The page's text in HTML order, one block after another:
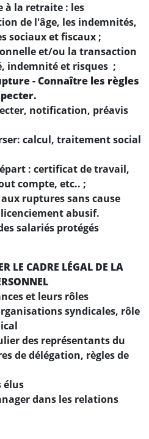
à la retraite : les
de l'âge, les indemnités,
sociaux et fiscaux ;
et/ou la transaction
indemnité et risques ;
- Connaître les règles
notification, préavis
calcul, traitement social
: certificat de travail,
compte, etc.. ;
ruptures sans cause
abusif.
salariés protégés
LE CADRE LÉGAL DE LA
et leurs rôles
syndicales, rôle
des représentants du
de délégation, règles de
élus
dans les relations